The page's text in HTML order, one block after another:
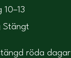
10–13
Stängt
röda dagar